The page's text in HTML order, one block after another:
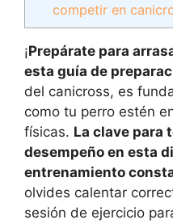
competir en
¡Prepárate para
esta guía de
del canicross, es
como tu perro estén
físicas. La clave para
desempeño en esta
entrenamiento
olvides calentar
sesión de ejercicio